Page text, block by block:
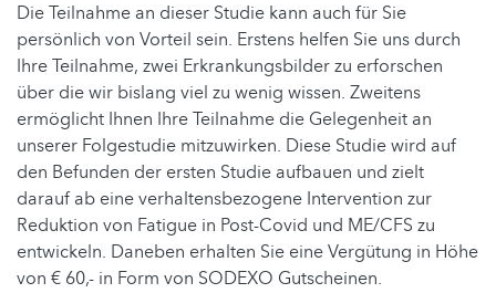
Die Teilnahme an dieser Studie kann auch für Sie
persönlich von Vorteil sein. Erstens helfen Sie uns durch
Ihre Teilnahme, zwei Erkrankungsbilder zu erforschen
über die wir bislang viel zu wenig wissen. Zweitens
ermöglicht Ihnen Ihre Teilnahme die Gelegenheit an
unserer Folgestudie mitzuwirken. Diese Studie wird auf
den Befunden der ersten Studie aufbauen und zielt
darauf ab eine verhaltensbezogene Intervention zur
Reduktion von Fatigue in Post-Covid und ME/CFS zu
entwickeln. Daneben erhalten Sie eine Vergütung in Höhe
von € 60,- in Form von SODEXO Gutscheinen.